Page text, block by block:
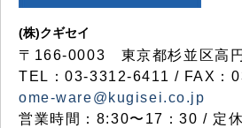
(株)クギセイ
〒166-0003 東京都杉並区高
TEL：03-3312-6411 / FAX：
ome-ware@kugisei.co.jp
営業時間：8:30〜17：30 / 定